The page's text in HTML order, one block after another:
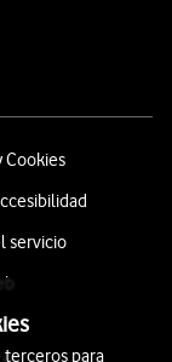
Cookies
servicio
terceros para